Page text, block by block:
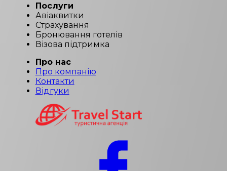
Послуги
Авіаквитки
Страхування
Бронювання готелів
Візова підтримка
Про нас
Про компанію
Контакти
Відгуки